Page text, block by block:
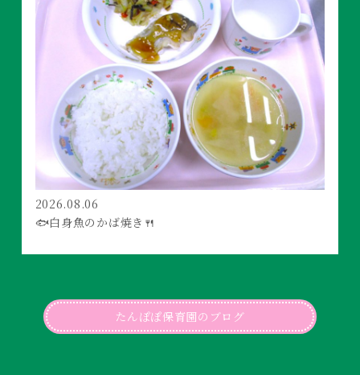
2026.08.06
🐟白身魚のかば焼き🍴
たんぽぽ保育園のブログ